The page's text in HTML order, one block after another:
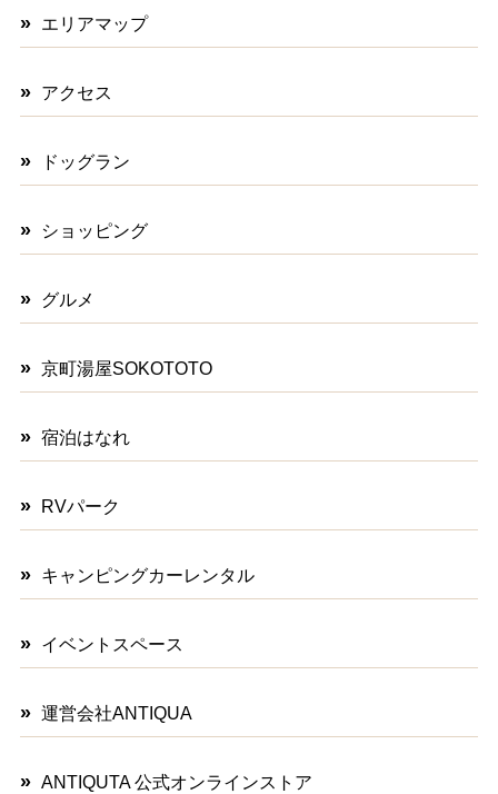
エリアマップ
アクセス
ドッグラン
ショッピング
グルメ
京町湯屋SOKOTOTO
宿泊はなれ
RVパーク
キャンピングカーレンタル
イベントスペース
運営会社ANTIQUA
ANTIQUTA 公式オンラインストア